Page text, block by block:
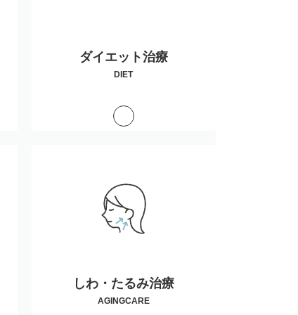
ダイエット治療
DIET
しわ・たるみ治療
AGINGCARE